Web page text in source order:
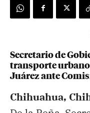
Secretario de
transporte
Juárez ante
Chihuahua,